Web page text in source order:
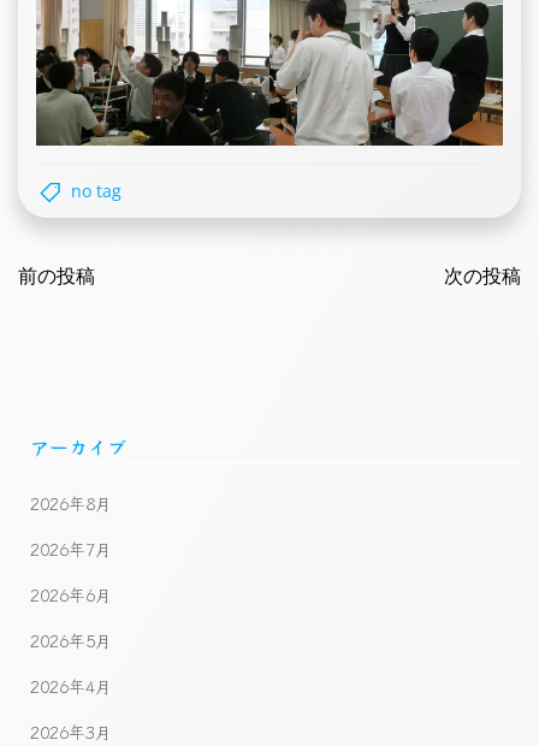
no tag
navigation
前の投稿 次の投稿
アーカイブ
2026年8月
2026年7月
2026年6月
2026年5月
2026年4月
2026年3月